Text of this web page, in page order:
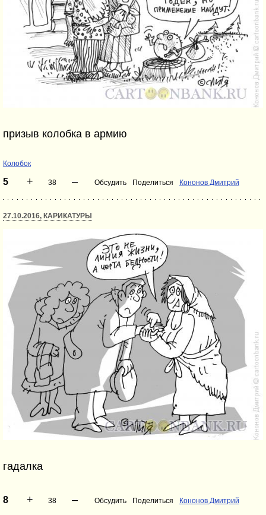
призыв колобка в армию
Колобок
5 + 38 – Обсудить Поделиться Кононов Дмитрий
27.10.2016, КАРИКАТУРЫ
гадалка
8 + 38 – Обсудить Поделиться Кононов Дмитрий